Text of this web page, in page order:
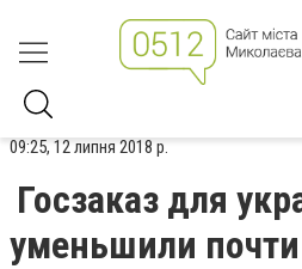
09:25, 12 липня 2018 р.
Госзаказ для
уменьшили почти